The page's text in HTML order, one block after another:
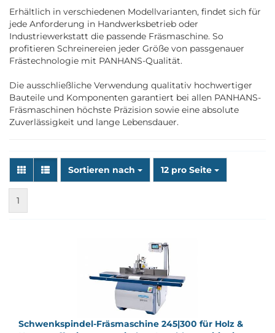
Erhältlich in verschiedenen Modellvarianten, findet sich für
jede Anforderung in Handwerksbetrieb oder
Industriewerkstatt die passende Fräsmaschine. So
profitieren Schreinereien jeder Größe von passgenauer
Frästechnologie mit PANHANS-Qualität.
Die ausschließliche Verwendung qualitativ hochwertiger
Bauteile und Komponenten garantiert bei allen PANHANS-
Fräsmaschinen höchste Präzision sowie eine absolute
Zuverlässigkeit und lange Lebensdauer.
Sortieren nach 12 pro Seite
1
Schwenkspindel-​​Fräs­ma­schi­ne 245|300 für Holz &